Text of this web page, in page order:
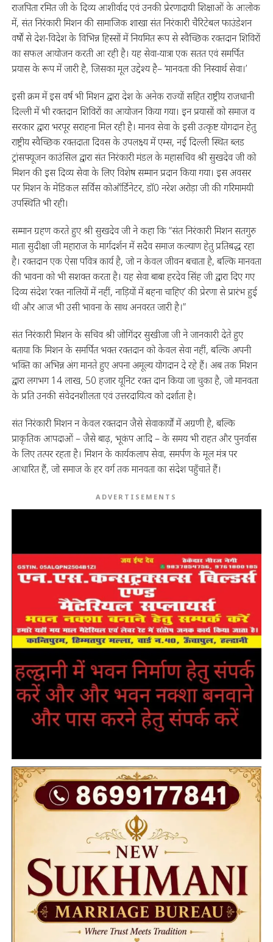
राजपिता रमित जी के दिव्य आशीर्वाद एवं उनकी प्रेरणादायी शिक्षाओं के आलोक
में, संत निरंकारी मिशन की सामाजिक शाखा संत निरंकारी चैरिटेबल फाउंडेशन
वर्षों से देश-विदेश के विभिन्न हिस्सों में नियमित रूप से स्वैच्छिक रक्तदान शिविरों
का सफल आयोजन करती आ रही है। यह सेवा-यात्रा एक सतत एवं समर्पित
प्रयास के रूप में जारी है, जिसका मूल उद्देश्य है– ‘मानवता की निस्वार्थ सेवा।’
इसी क्रम में इस वर्ष भी मिशन द्वारा देश के अनेक राज्यों सहित राष्ट्रीय राजधानी
दिल्ली में भी रक्तदान शिविरों का आयोजन किया गया। इन प्रयासों को समाज व
सरकार द्वारा भरपूर सराहना मिल रही है। मानव सेवा के इसी उत्कृष्ट योगदान हेतु
राष्ट्रीय स्वैच्छिक रक्तदाता दिवस के उपलक्ष्य में एम्स, नई दिल्ली स्थित ब्लड
ट्रांसफ्यूजन काउंसिल द्वारा संत निरंकारी मंडल के महासचिव श्री सुखदेव जी को
मिशन की इस दिव्य सेवा के लिए विशेष सम्मान प्रदान किया गया। इस अवसर
पर मिशन के मेडिकल सर्विस कोऑर्डिनेटर, डॉ0 नरेश अरोड़ा जी की गरिमामयी
उपस्थिति भी रही।
सम्मान ग्रहण करते हुए श्री सुखदेव जी ने कहा कि “संत निरंकारी मिशन सतगुरु
माता सुदीक्षा जी महाराज के मार्गदर्शन में सदैव समाज कल्याण हेतु प्रतिबद्ध रहा
है। रक्तदान एक ऐसा पवित्र कार्य है, जो न केवल जीवन बचाता है, बल्कि मानवता
की भावना को भी सशक्त करता है। यह सेवा बाबा हरदेव सिंह जी द्वारा दिए गए
दिव्य संदेश ‘रक्त नालियों में नहीं, नाड़ियों में बहना चाहिए’ की प्रेरणा से प्रारंभ हुई
थी और आज भी उसी भावना के साथ अनवरत जारी है।”
संत निरंकारी मिशन के सचिव श्री जोगिंदर सुखीजा जी ने जानकारी देते हुए
बताया कि मिशन के समर्पित भक्त रक्तदान को केवल सेवा नहीं, बल्कि अपनी
भक्ति का अभिन्न अंग मानते हुए अपना अमूल्य योगदान दे रहे हैं। अब तक मिशन
द्वारा लगभग 14 लाख, 50 हजार यूनिट रक्त दान किया जा चुका है, जो मानवता
के प्रति उनकी संवेदनशीलता एवं उत्तरदायित्व को दर्शाता है।
संत निरंकारी मिशन न केवल रक्तदान जैसे सेवाकार्यों में अग्रणी है, बल्कि
प्राकृतिक आपदाओं – जैसे बाढ़, भूकंप आदि – के समय भी राहत और पुनर्वास
के लिए तत्पर रहता है। मिशन के कार्यकलाप सेवा, समर्पण के मूल मंत्र पर
आधारित हैं, जो समाज के हर वर्ग तक मानवता का संदेश पहुँचाते हैं।
ADVERTISEMENTS